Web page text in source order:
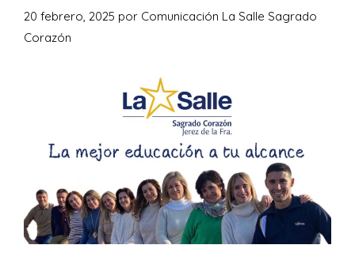
20 febrero, 2025 por Comunicación La Salle Sagrado
Corazón